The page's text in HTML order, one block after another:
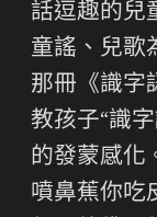
話逗趣的兒
童謠、兒歌
那冊《識字
教孩子“識
的發蒙感化
噴鼻蕉你吃